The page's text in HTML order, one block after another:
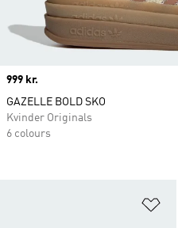
Price
999 kr.
GAZELLE BOLD SKO
Kvinder Originals
6 colours